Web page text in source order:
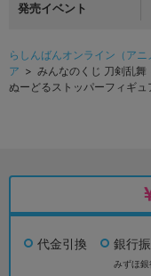
発売イベント
らしんばんオンライン（ア
ア > みんなのくじ 刀剣乱舞
ぬーどるストッパーフィギュ
代金引換 銀行
みずほ銀